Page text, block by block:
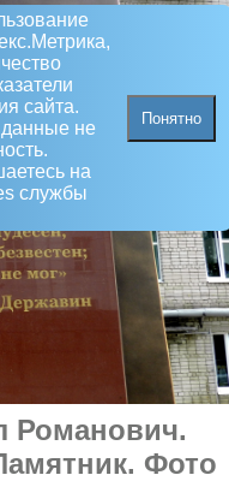
сайта.
не
на
службы
Понятно
Романович.
. Фото